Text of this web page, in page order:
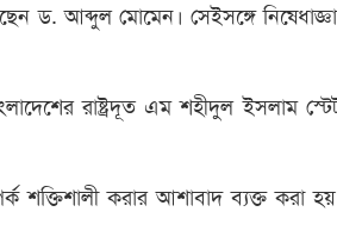
ড. আব্দুল মোমেন। সেইসঙ্গে নিষেধাজ্ঞা
রাষ্ট্রদূত এম শহীদুল ইসলাম স্টেট
শক্তিশালী করার আশাবাদ ব্যক্ত করা